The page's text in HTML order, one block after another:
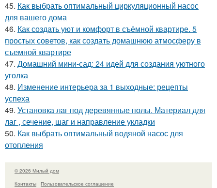
45. Как выбрать оптимальный циркуляционный насос
для вашего дома
46. Как создать уют и комфорт в съёмной квартире. 5
простых советов, как создать домашнюю атмосферу в
съемной квартире
47. Домашний мини-сад: 24 идей для создания уютного
уголка
48. Изменение интерьера за 1 выходные: рецепты
успеха
49. Установка лаг под деревянные полы. Материал для
лаг , сечение, шаг и направление укладки
50. Как выбрать оптимальный водяной насос для
отопления
© 2026 Милый дом
Контакты
Пользовательское соглашение